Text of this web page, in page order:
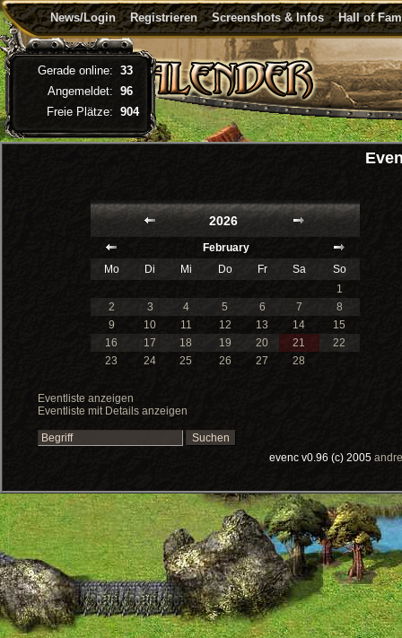
News/Login Registrieren Screenshots & Infos Hall of
2026
February
Mo
Di Mi Do Fr Sa
So
1
2
3 4 5 6 7
8
9
10 11 12 13 14
15
16
17 18 19 20 21
22
23
24 25 26 27 28
Eventliste anzeigen
Eventliste mit Details anzeigen
evenc v0.96 (c) 2005
Gerade online: 33
Angemeldet: 96
Freie Plätze: 904